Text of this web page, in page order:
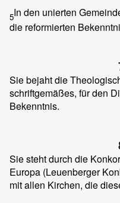
5In den unierten
die reformierten
Sie bejaht die
schriftgemäßes, für den
Bekenntnis.
Sie steht durch die
Europa (Leuenberger
mit allen Kirchen, die